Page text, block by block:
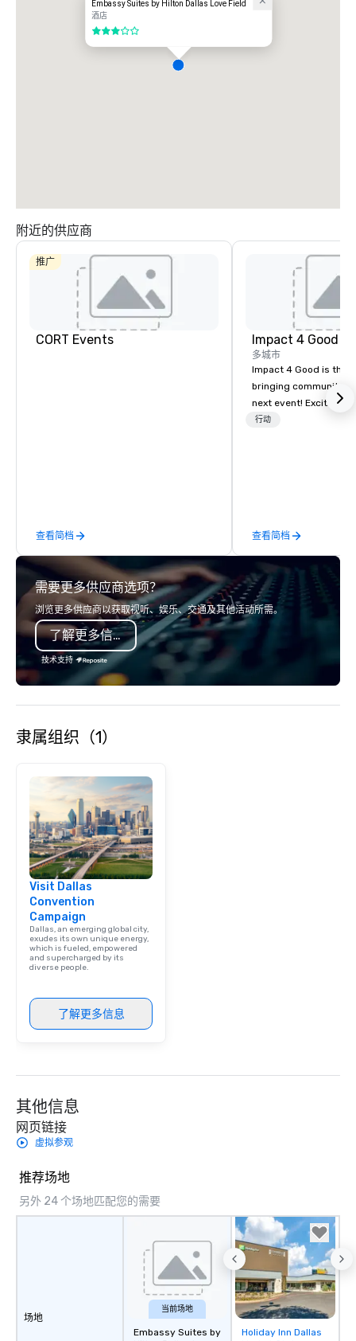
Embassy Suites by Hilton Dallas Love Field
酒店
3/5
Crowne Plaza
Dallas Market
Ctr - Love
Field
Suites
Medical/Market
Center
附近的供应商
推广
CORT Events
查看简档
Impact 4 Good
多城市
Impact 4 Good is the
bringing community
next event! Exciting
team building
event, Impact 4 Good
details. Where are we? Nationwide
and abroad, our local
covered. Got a cause
events put your
into action. Short on
goals/objectives/
行动
查看简档
需要更多供应商选项？
浏览更多供应商以获取视听、娱乐、交通及其他活动所需。
了解更多信息
技术支持
隶属组织（1）
Visit Dallas
Convention
Campaign
Dallas, an emerging global city,
exudes its own unique energy,
which is fueled, empowered
and supercharged by its
diverse people.
了解更多信息
其他信息
网页链接
虚拟参观
推荐场地
另外 24 个场地匹配您的需要
场地
当前场地
Embassy Suites by
Removed from
Holiday Inn Dallas